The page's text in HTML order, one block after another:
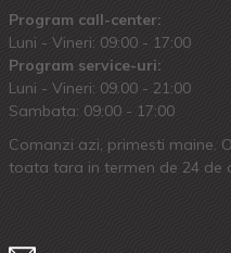
Program call-center:
Luni - Vineri: 09:00 - 17:00
Program service-uri:
Luni - Vineri: 09.00 - 21:00
Sambata: 09:00 - 17:00
Comanzi azi, primesti maine.
toata tara in termen de 24 de